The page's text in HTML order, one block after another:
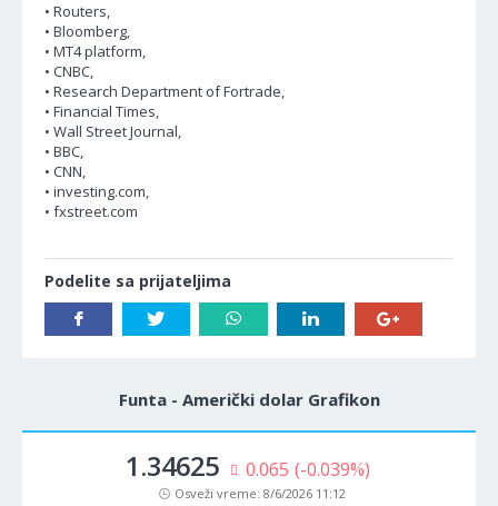
• Routers,
• Bloomberg,
• MT4 platform,
• CNBC,
• Research Department of Fortrade,
• Financial Times,
• Wall Street Journal,
• BBC,
• CNN,
• investing.com,
• fxstreet.com
Podelite sa prijateljima
Funta - Američki dolar Grafikon
1.34625 0.065 (-0.039%)
Osveži vreme: 8/6/2026 11:12